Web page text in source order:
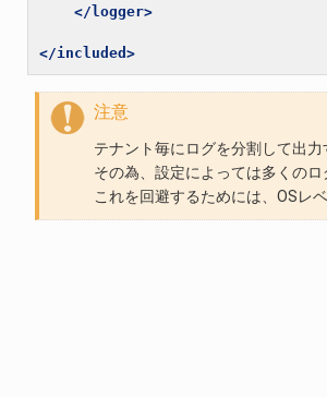
</logger>
</included>
注意
テナント毎にログを分割して出
その為、設定によっては多くの
これを回避するためには、OSレ